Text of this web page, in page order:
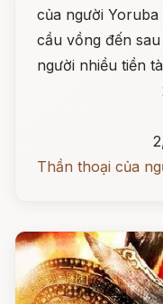
của người
cầu vồng đến
người nhiều tiền
Thần thoại của